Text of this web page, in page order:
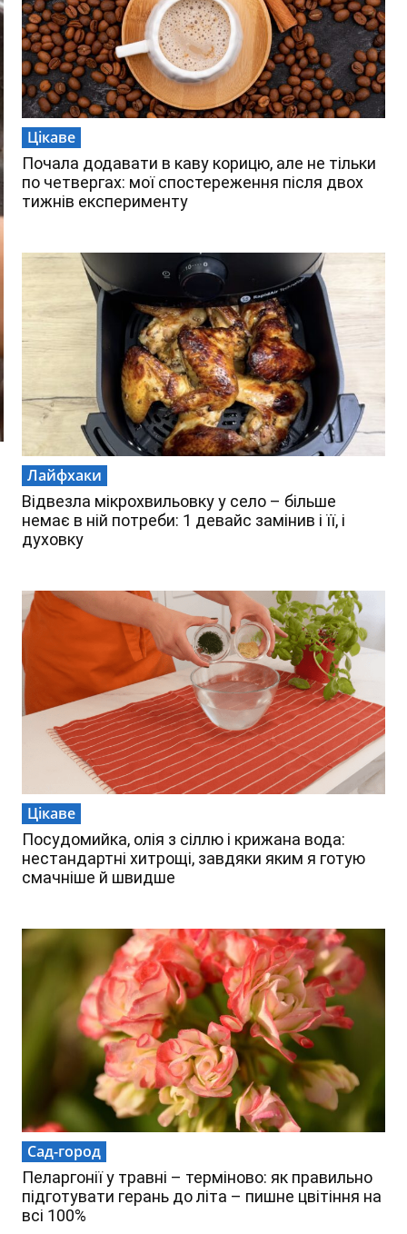
Цікаве
Почала додавати в каву корицю, але не тільки
по четвергах: мої спостереження після двох
тижнів експерименту
Лайфхаки
Відвезла мікрохвильовку у село – більше
немає в ній потреби: 1 девайс замінив і її, і
духовку
Цікаве
Посудомийка, олія з сіллю і крижана вода:
нестандартні хитрощі, завдяки яким я готую
смачніше й швидше
Сад-город
Пеларгонії у травні – терміново: як правильно
підготувати герань до літа – пишне цвітіння на
всі 100%